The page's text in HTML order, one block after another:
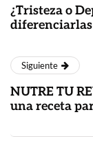
¿Tristeza o
Siguiente
NUTRE TU
una receta